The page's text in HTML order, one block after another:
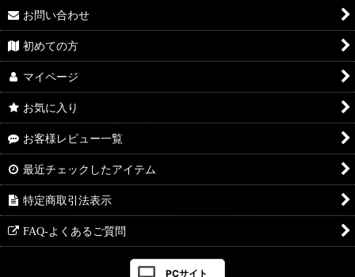
お問い合わせ
初めての方
マイページ
お気に入り
お客様レビュー一覧
最近チェックしたアイテム
特定商取引法表示
FAQ-よくあるご質問
PCサイト